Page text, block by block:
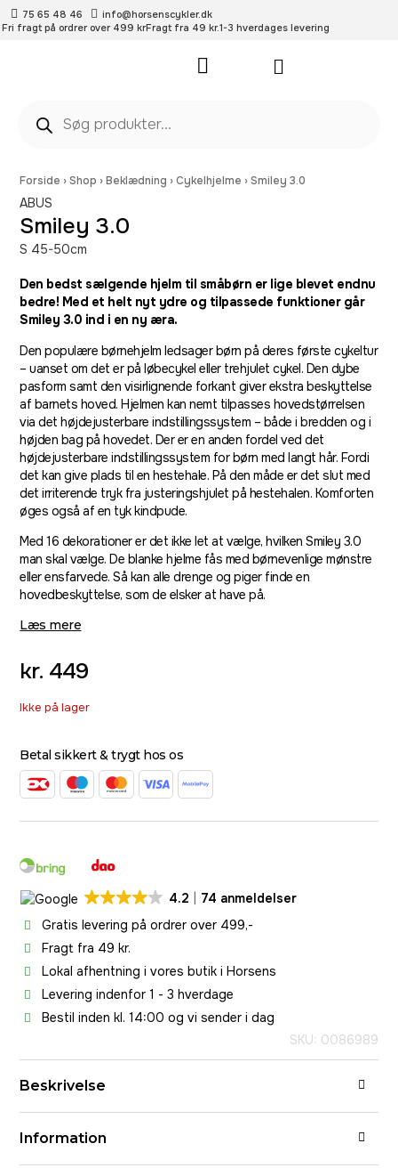
75 65 48 46
info@horsenscykler.dk
Fri fragt på ordrer over 499 krFragt fra 49 kr.1-3 hverdages levering
Forside ›Shop ›Beklædning ›Cykelhjelme ›Smiley 3.0
ABUS
Smiley 3.0
S 45-50cm
Den bedst sælgende hjelm til småbørn er lige blevet endnu
bedre! Med et helt nyt ydre og tilpassede funktioner går
Smiley 3.0 ind i en ny æra.
Den populære børnehjelm ledsager børn på deres første cykeltur
– uanset om det er på løbecykel eller trehjulet cykel. Den dybe
pasform samt den visirlignende forkant giver ekstra beskyttelse
af barnets hoved. Hjelmen kan nemt tilpasses hovedstørrelsen
via det højdejusterbare indstillingssystem – både i bredden og i
højden bag på hovedet. Der er en anden fordel ved det
højdejusterbare indstillingssystem for børn med langt hår. Fordi
det kan give plads til en hestehale. På den måde er det slut med
det irriterende tryk fra justeringshjulet på hestehalen. Komforten
øges også af en tyk kindpude.
Med 16 dekorationer er det ikke let at vælge, hvilken Smiley 3.0
man skal vælge. De blanke hjelme fås med børnevenlige mønstre
eller ensfarvede. Så kan alle drenge og piger finde en
hovedbeskyttelse, som de elsker at have på.
Læs mere
kr. 449
Ikke på lager
Betal sikkert & trygt hos os
4.2
74 anmeldelser
Gratis levering på ordrer over 499,-
Fragt fra 49 kr.
Lokal afhentning i vores butik i Horsens
Levering indenfor 1 - 3 hverdage
Bestil inden kl. 14:00 og vi sender i dag
SKU: 0086989
Beskrivelse
Information